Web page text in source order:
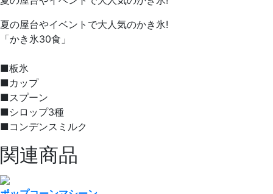
夏の屋台やイベントで大人気のかき氷!
「かき氷30食」
■板氷
■カップ
■スプーン
■シロップ3種
■コンデンスミルク
関連商品